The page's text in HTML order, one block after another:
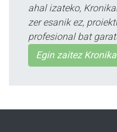
ahal izateko,
zer esanik ez,
profesional bat
Egin zaitez